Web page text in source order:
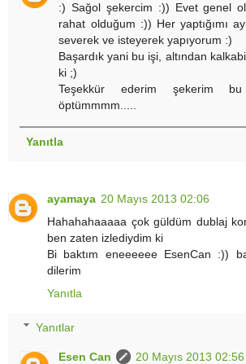
:) Sağol şekercim :)) Evet genel
rahat olduğum :)) Her yaptığımı
severek ve isteyerek yapıyorum :)
Başardık yani bu işi, altından
ki ;)
Teşekkür ederim şekerim
öptümmmm.....
Yanıtla
ayamaya 20 Mayıs 2013 02:06
Hahahahaaaaa çok güldüm dublaj
ben zaten izlediydim ki
Bi baktım eneeeeee EsenCan :))
dilerim
Yanıtla
Yanıtlar
Esen Can
20 Mayıs 2013 02:56